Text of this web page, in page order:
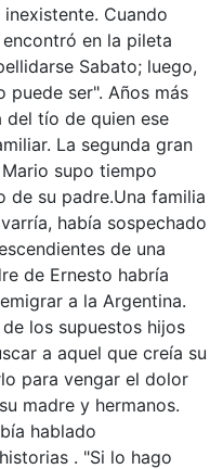
Cuando
en la pileta
Sabato; luego,
puede ser". Años más
tío de quien ese
La segunda gran
supo tiempo
de su padre.Una familia
había sospechado
de una
de Ernesto habría
a la Argentina.
los supuestos hijos
a aquel que creía su
para vengar el dolor
madre y hermanos.
hablado
. "Si lo hago